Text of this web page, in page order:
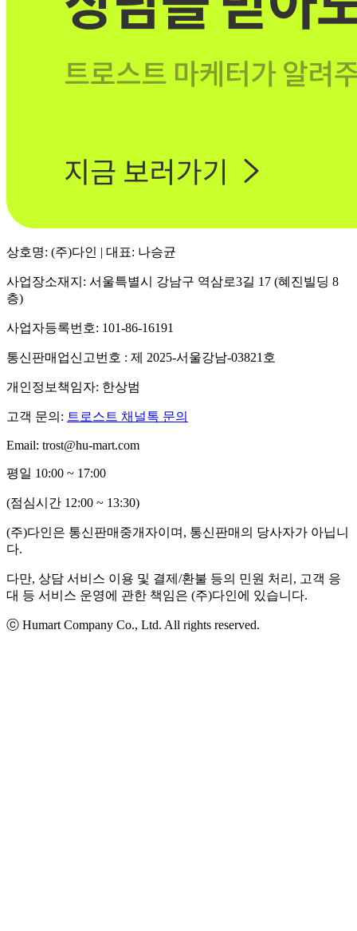
상호명: (주)다인 | 대표: 나승균
사업장소재지: 서울특별시 강남구 역삼로3길 17 (혜진빌딩 8
층)
사업자등록번호: 101-86-16191
통신판매업신고번호 : 제 2025-서울강남-03821호
개인정보책임자: 한상범
고객 문의: 트로스트 채널톡 문의
Email: trost@hu-mart.com
평일 10:00 ~ 17:00
(점심시간 12:00 ~ 13:30)
(주)다인은 통신판매중개자이며, 통신판매의 당사자가 아닙니
다.
다만, 상담 서비스 이용 및 결제/환불 등의 민원 처리, 고객 응
대 등 서비스 운영에 관한 책임은 (주)다인에 있습니다.
ⓒ Humart Company Co., Ltd. All rights reserved.